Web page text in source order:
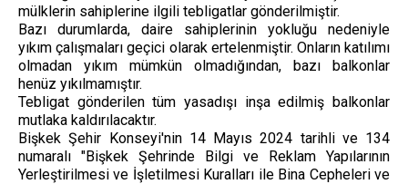
mülklerin sahiplerine ilgili tebligatlar gönderilmiştir.
Bazı durumlarda, daire sahiplerinin yokluğu nedeniyle
yıkım çalışmaları geçici olarak ertelenmiştir. Onların katılımı
olmadan yıkım mümkün olmadığından, bazı balkonlar
henüz yıkılmamıştır.
Tebligat gönderilen tüm yasadışı inşa edilmiş balkonlar
mutlaka kaldırılacaktır.
Bişkek Şehir Konseyi'nin 14 Mayıs 2024 tarihli ve 134
numaralı "Bişkek Şehrinde Bilgi ve Reklam Yapılarının
Yerleştirilmesi ve İşletilmesi Kuralları ile Bina Cepheleri ve